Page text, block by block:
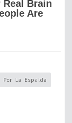
Por La Espalda